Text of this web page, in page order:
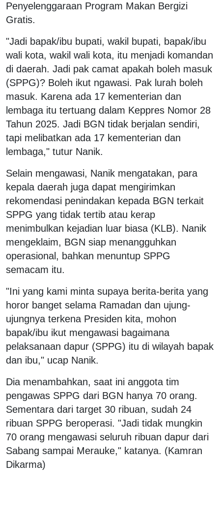
Penyelenggaraan Program Makan Bergizi
Gratis.
"Jadi bapak/ibu bupati, wakil bupati, bapak/ibu
wali kota, wakil wali kota, itu menjadi komandan
di daerah. Jadi pak camat apakah boleh masuk
(SPPG)? Boleh ikut ngawasi. Pak lurah boleh
masuk. Karena ada 17 kementerian dan
lembaga itu tertuang dalam Keppres Nomor 28
Tahun 2025. Jadi BGN tidak berjalan sendiri,
tapi melibatkan ada 17 kementerian dan
lembaga," tutur Nanik.
Selain mengawasi, Nanik mengatakan, para
kepala daerah juga dapat mengirimkan
rekomendasi penindakan kepada BGN terkait
SPPG yang tidak tertib atau kerap
menimbulkan kejadian luar biasa (KLB). Nanik
mengeklaim, BGN siap menangguhkan
operasional, bahkan menuntup SPPG
semacam itu.
"Ini yang kami minta supaya berita-berita yang
horor banget selama Ramadan dan ujung-
ujungnya terkena Presiden kita, mohon
bapak/ibu ikut mengawasi bagaimana
pelaksanaan dapur (SPPG) itu di wilayah bapak
dan ibu," ucap Nanik.
Dia menambahkan, saat ini anggota tim
pengawas SPPG dari BGN hanya 70 orang.
Sementara dari target 30 ribuan, sudah 24
ribuan SPPG beroperasi. "Jadi tidak mungkin
70 orang mengawasi seluruh ribuan dapur dari
Sabang sampai Merauke," katanya. (Kamran
Dikarma)